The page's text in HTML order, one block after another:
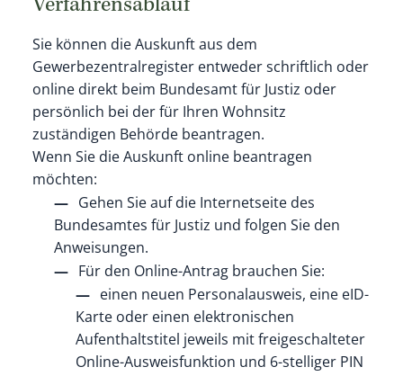
Verfahrensablauf
Sie können die Auskunft aus dem
Gewerbezentralregister entweder schriftlich oder
online direkt beim Bundesamt für Justiz oder
persönlich bei der für Ihren Wohnsitz
zuständigen Behörde beantragen.
Wenn Sie die Auskunft online beantragen
möchten:
Gehen Sie auf die Internetseite des
Bundesamtes für Justiz und folgen Sie den
Anweisungen.
Für den Online-Antrag brauchen Sie:
einen neuen Personalausweis, eine eID-
Karte oder einen elektronischen
Aufenthaltstitel jeweils mit freigeschalteter
Online-Ausweisfunktion und 6-stelliger PIN